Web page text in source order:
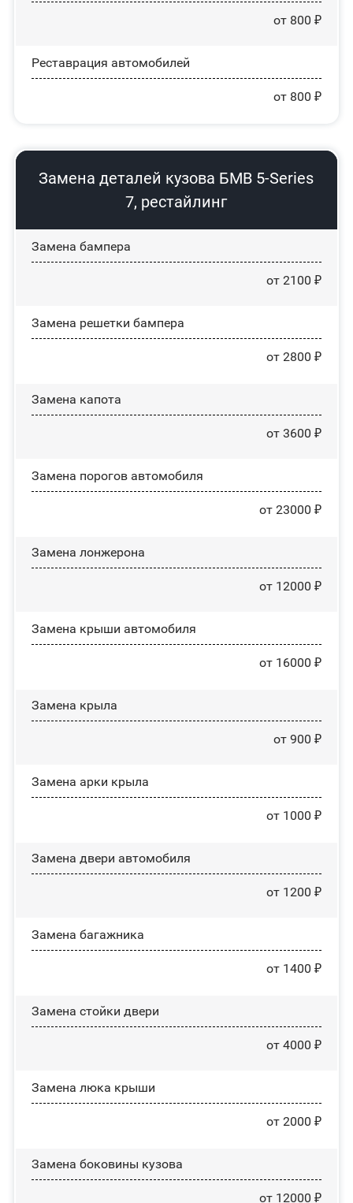
от 800 ₽
Реставрация автомобилей
от 800 ₽
Замена деталей кузова БМВ 5-Series
7, рестайлинг
Замена бампера
от 2100 ₽
Замена решетки бампера
от 2800 ₽
Замена капота
от 3600 ₽
Замена порогов автомобиля
от 23000 ₽
Замена лонжерона
от 12000 ₽
Замена крыши автомобиля
от 16000 ₽
Замена крыла
от 900 ₽
Замена арки крыла
от 1000 ₽
Замена двери автомобиля
от 1200 ₽
Замена багажника
от 1400 ₽
Зaмeнa cтoйĸи двepи
от 4000 ₽
Зaмeнa люĸa ĸpыши
от 2000 ₽
Замена боковины кузова
от 12000 ₽